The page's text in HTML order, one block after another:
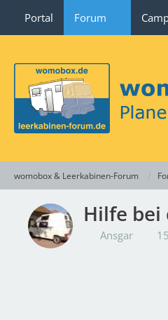
Portal Forum
womobox & Leerkabinen-Forum
Hilfe bei
Ansgar